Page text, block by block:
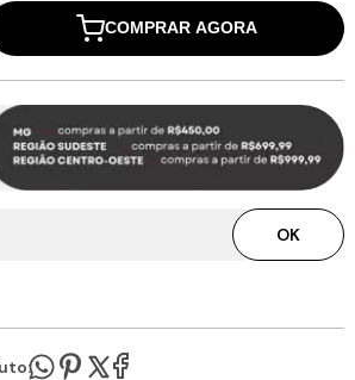
COMPRAR AGORA
OK